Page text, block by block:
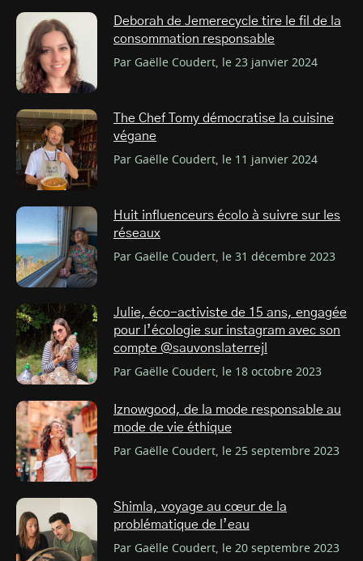
Deborah de Jemerecycle tire le fil de la
consommation responsable
Par Gaëlle Coudert, le 23 janvier 2024
The Chef Tomy démocratise la cuisine
végane
Par Gaëlle Coudert, le 11 janvier 2024
Huit influenceurs écolo à suivre sur les
réseaux
Par Gaëlle Coudert, le 31 décembre 2023
Julie, éco-activiste de 15 ans, engagée
pour l’écologie sur instagram avec son
compte @sauvonslaterrejl
Par Gaëlle Coudert, le 18 octobre 2023
Iznowgood, de la mode responsable au
mode de vie éthique
Par Gaëlle Coudert, le 25 septembre 2023
Shimla, voyage au cœur de la
problématique de l’eau
Par Gaëlle Coudert, le 20 septembre 2023